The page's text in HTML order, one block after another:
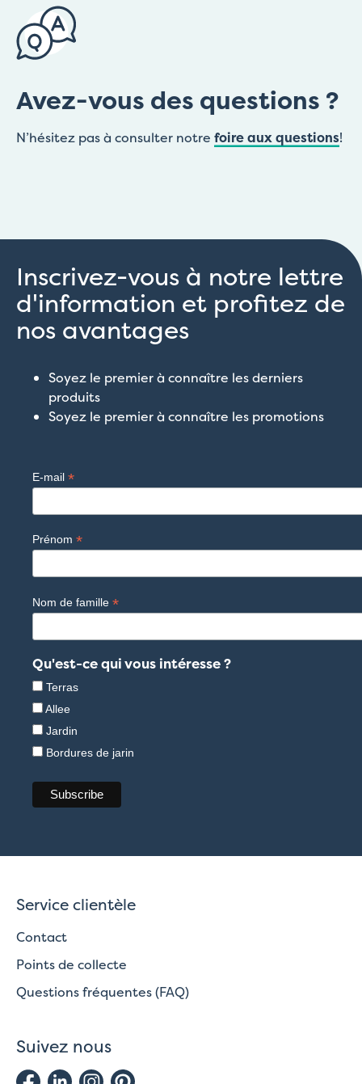
Avez-vous des questions ?
N’hésitez pas à consulter notre foire aux questions!
Inscrivez-vous à notre lettre
d'information et profitez de
nos avantages
Soyez le premier à connaître les derniers
produits
Soyez le premier à connaître les promotions
E-mail *
Prénom *
Nom de famille *
Qu'est-ce qui vous intéresse ?
Terras
Allee
Jardin
Bordures de jarin
Service clientèle
Contact
Points de collecte
Questions fréquentes (FAQ)
Suivez nous